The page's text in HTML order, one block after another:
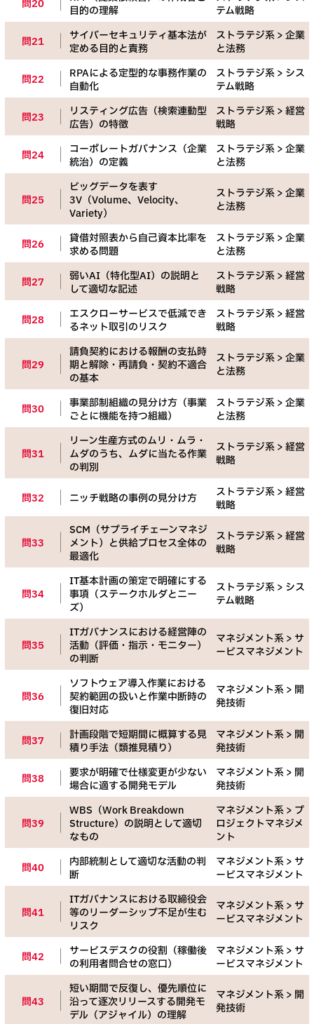
問20
目的の理解
テム戦略
問21
サイバーセキュリティ基本法が
定める目的と責務
ストラテジ系 > 企業
と法務
問22
RPAによる定型的な事務作業の
自動化
ストラテジ系 > シス
テム戦略
問23
リスティング広告（検索連動型
広告）の特徴
ストラテジ系 > 経営
戦略
問24
コーポレートガバナンス（企業
統治）の定義
ストラテジ系 > 企業
と法務
問25
ビッグデータを表す
3V（Volume、Velocity、
Variety）
ストラテジ系 > 企業
と法務
問26
貸借対照表から自己資本比率を
求める問題
ストラテジ系 > 企業
と法務
問27
弱いAI（特化型AI）の説明と
して適切な記述
ストラテジ系 > 経営
戦略
問28
エスクローサービスで低減でき
るネット取引のリスク
ストラテジ系 > 経営
戦略
問29
請負契約における報酬の支払時
期と解除・再請負・契約不適合
の基本
ストラテジ系 > 企業
と法務
問30
事業部制組織の見分け方（事業
ごとに機能を持つ組織）
ストラテジ系 > 企業
と法務
問31
リーン生産方式のムリ・ムラ・
ムダのうち、ムダに当たる作業
の判別
ストラテジ系 > 経営
戦略
問32 ニッチ戦略の事例の見分け方
ストラテジ系 > 経営
戦略
問33
SCM（サプライチェーンマネジ
メント）と供給プロセス全体の
最適化
ストラテジ系 > 経営
戦略
問34
IT基本計画の策定で明確にする
事項（ステークホルダとニー
ズ）
ストラテジ系 > シス
テム戦略
問35
ITガバナンスにおける経営陣の
活動（評価・指示・モニター）
の判断
マネジメント系 > サ
ービスマネジメント
問36
ソフトウェア導入作業における
契約範囲の扱いと作業中断時の
復旧対応
マネジメント系 > 開
発技術
問37
計画段階で短期間に概算する見
積り手法（類推見積り）
マネジメント系 > 開
発技術
問38
要求が明確で仕様変更が少ない
場合に適する開発モデル
マネジメント系 > 開
発技術
問39
WBS（Work Breakdown
Structure）の説明として適切
なもの
マネジメント系 > プ
ロジェクトマネジメ
ント
問40
内部統制として適切な活動の判
断
マネジメント系 > サ
ービスマネジメント
問41
ITガバナンスにおける取締役会
等のリーダーシップ不足が生む
リスク
マネジメント系 > サ
ービスマネジメント
問42
サービスデスクの役割（稼働後
の利用者問合せの窓口）
マネジメント系 > サ
ービスマネジメント
問43
短い期間で反復し、優先順位に
沿って逐次リリースする開発モ
デル（アジャイル）の理解
マネジメント系 > 開
発技術